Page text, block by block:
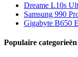
Dreame L10s
Samsung 990
Gigabyte B650
Populaire categorieën